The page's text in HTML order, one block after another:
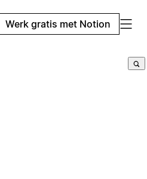
Werk gratis met Notion